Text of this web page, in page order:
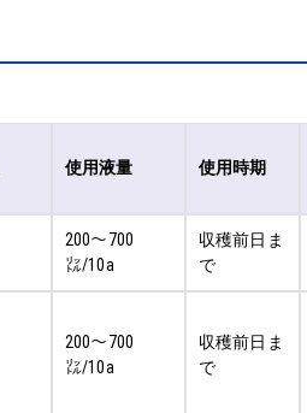
使用液量 使用時期
200～700
㍑/10a
収穫前日ま
で
200～700
㍑/10a
収穫前日ま
で